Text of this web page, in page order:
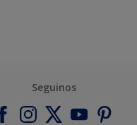
Seguinos